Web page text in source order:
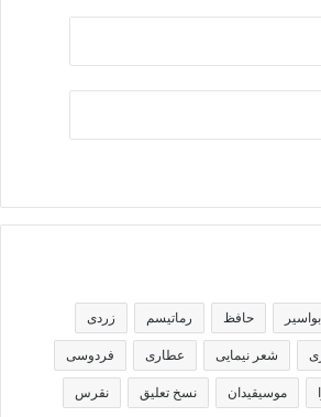
بواسیر حافظ رماتیسم زردی
شعر نیمایی عطاری فردوسی
موسیقیدان نسخ تعلیق نقرس